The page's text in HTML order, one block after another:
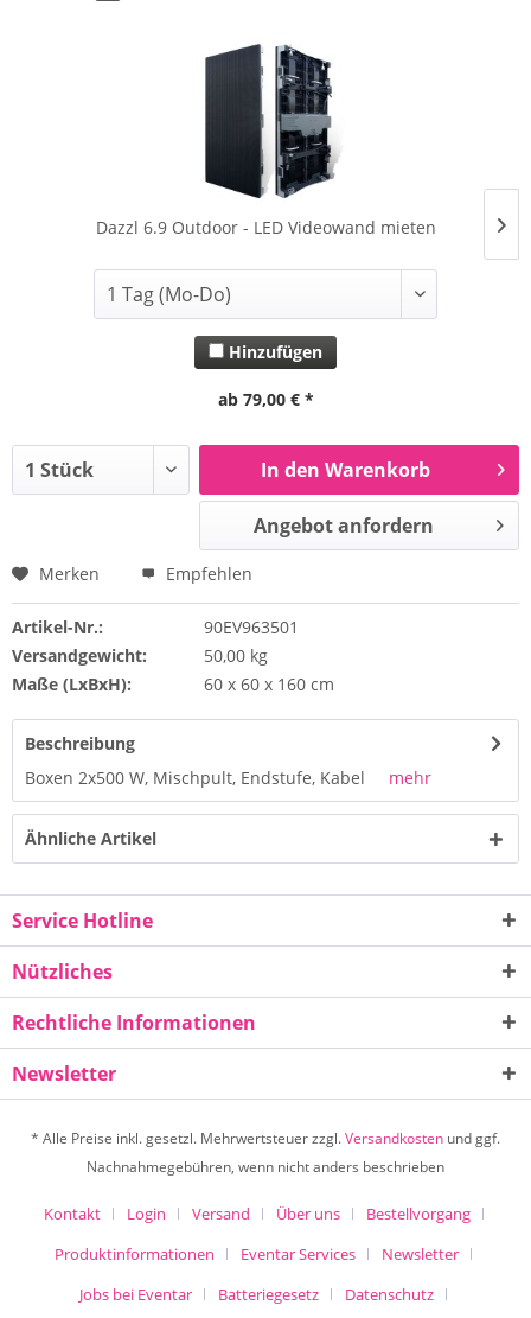
Dazzl 6.9 Outdoor - LED Videowand mieten
Hinzufügen
ab 79,00 € *
In den Warenkorb
Angebot anfordern
Merken Empfehlen
Artikel-Nr.:
90EV963501
Versandgewicht:
50,00 kg
Maße (LxBxH):
60 x 60 x 160 cm
Beschreibung
Boxen 2x500 W, Mischpult, Endstufe, Kabel mehr
Ähnliche Artikel
Service Hotline
Nützliches
Rechtliche Informationen
Newsletter
* Alle Preise inkl. gesetzl. Mehrwertsteuer zzgl.Versandkosten und ggf.
Nachnahmegebühren, wenn nicht anders beschrieben
Kontakt Login Versand Über uns
Bestellvorgang
Produktinformationen
Eventar Services
Newsletter
Jobs bei Eventar
Batteriegesetz Datenschutz